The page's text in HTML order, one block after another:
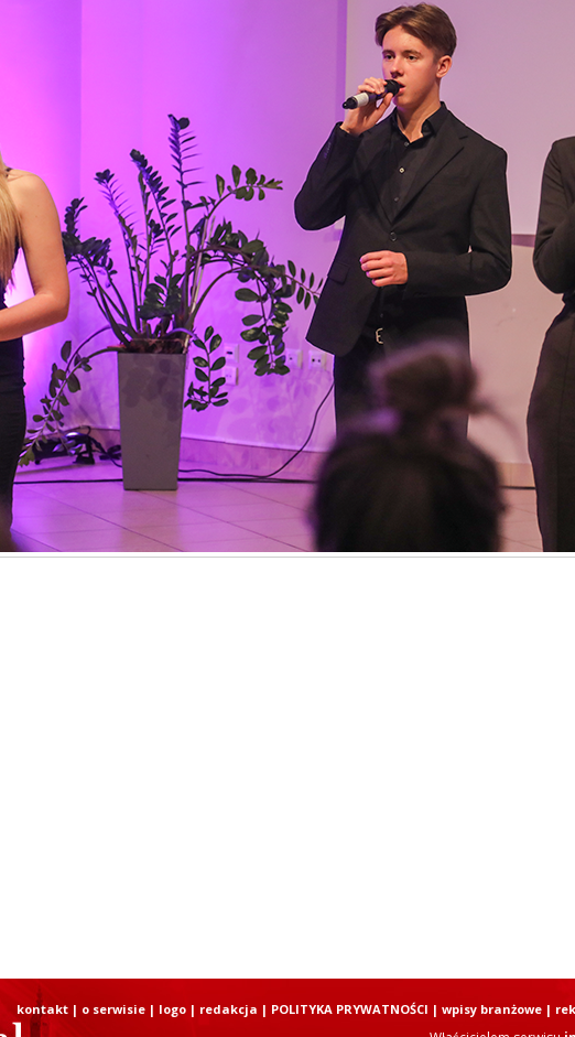
kontakt| o serwisie| logo| redakcja | POLITYKA PRYWATNOŚCI | wpisy branżowe|